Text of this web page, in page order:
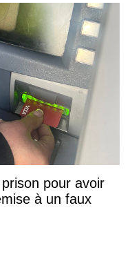
pour avoir
à un faux